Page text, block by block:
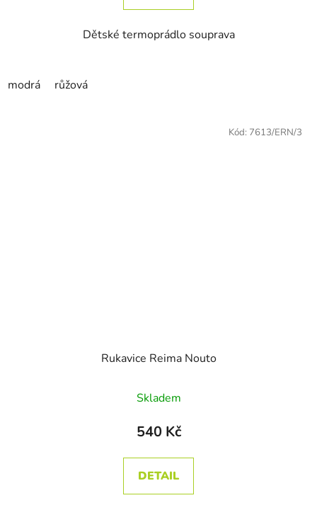
Dětské termoprádlo souprava
modrá růžová
Rukavice Reima Nouto
Skladem
540 Kč
DETAIL
Kód: 7613/ERN/3